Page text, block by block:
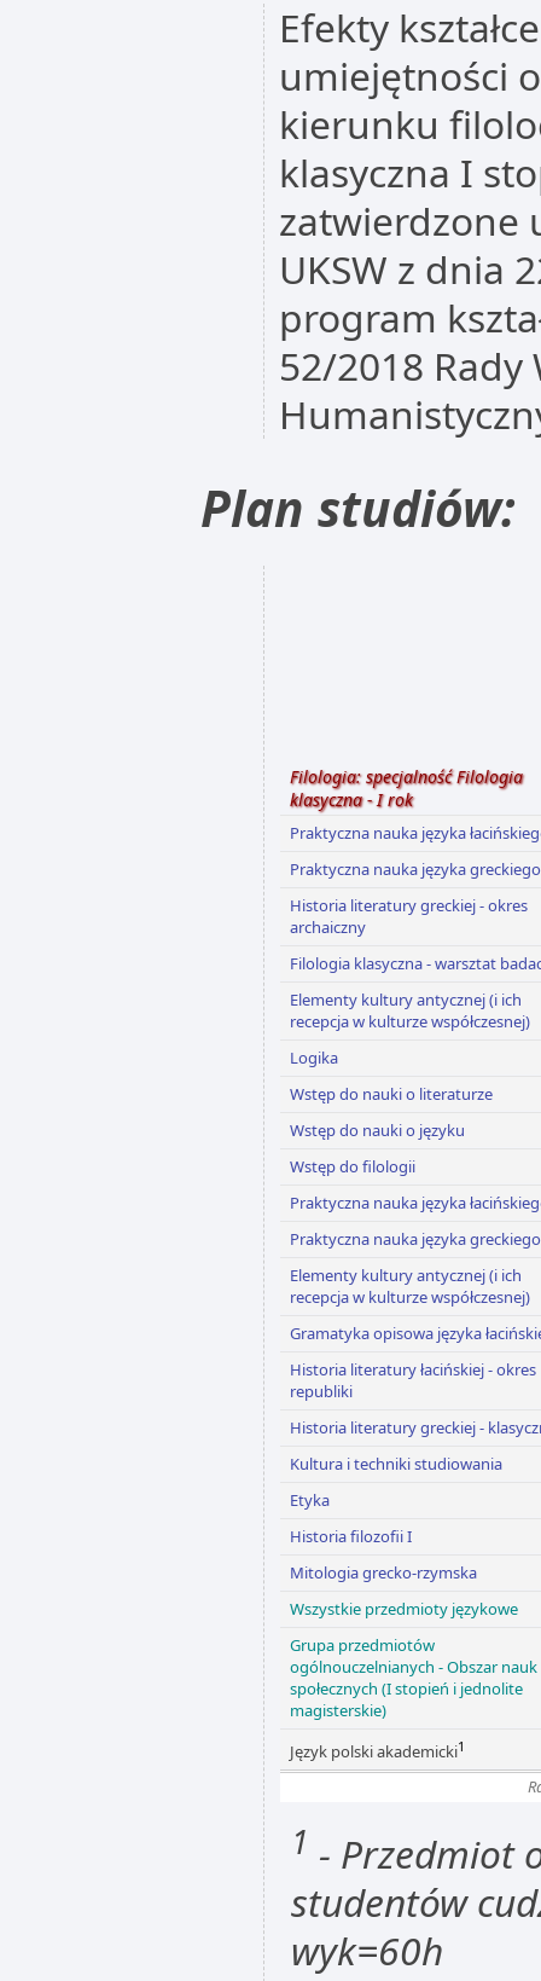
Efekty
umiejętności
kierunku
klasyczna I
zatwierdzone
UKSW z dnia
program
52/2018 Rady
Plan studiów:
Filologia: specjalność Filologia
klasyczna - I rok
Praktyczna nauka języka
Praktyczna nauka języka greckiego
Historia literatury greckiej - okres
archaiczny
Filologia klasyczna - warsztat
Elementy kultury antycznej (i ich
recepcja w kulturze współczesnej)
Logika
Wstęp do nauki o literaturze
Wstęp do nauki o języku
Wstęp do filologii
Praktyczna nauka języka
Praktyczna nauka języka greckiego
Elementy kultury antycznej (i ich
recepcja w kulturze współczesnej)
Gramatyka opisowa języka
Historia literatury łacińskiej - okres
republiki
Historia literatury greckiej -
Kultura i techniki studiowania
Etyka
Historia filozofii I
Mitologia grecko-rzymska
Wszystkie przedmioty językowe
Grupa przedmiotów
ogólnouczelnianych - Obszar nauk
społecznych (I stopień i jednolite
magisterskie)
Język polski akademicki1
1 - Przedmiot
studentów
wyk=60h